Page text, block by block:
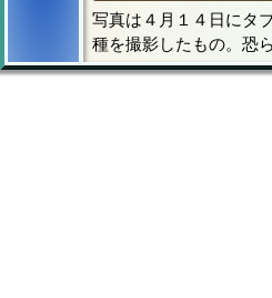
写真は４月１４日にタ
種を撮影したもの。恐